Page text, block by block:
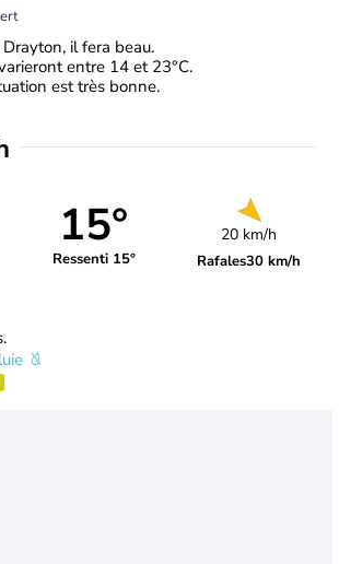
il fera beau.
entre 14 et 23°C.
est très bonne.
15°
Ressenti 15°
20 km/h
Rafales30 km/h